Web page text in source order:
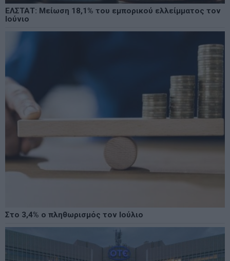
ΕΛΣΤΑΤ: Μείωση 18,1% του εμπορικού ελλείμματος τον
Ιούνιο
Στο 3,4% ο πληθωρισμός τον Ιούλιο